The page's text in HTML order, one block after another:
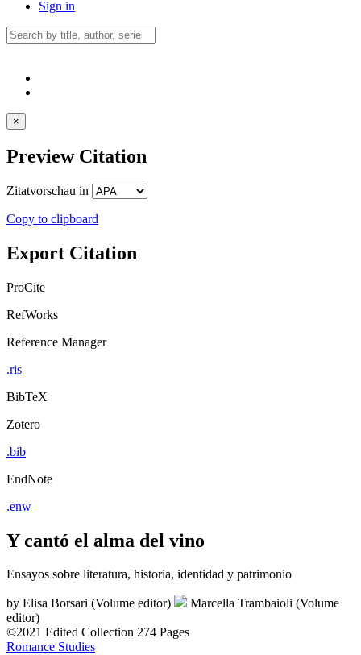
Sign in
×
Preview Citation
Zitatvorschau in
Copy to clipboard
Export Citation
ProCite
RefWorks
Reference Manager
.ris
BibTeX
Zotero
.bib
EndNote
.enw
Y cantó el alma del vino
Ensayos sobre literatura, historia, identidad y patrimonio
by Elisa Borsari (Volume editor)
Marcella Trambaioli (Volume
editor)
©2021 Edited Collection 274 Pages
Romance Studies